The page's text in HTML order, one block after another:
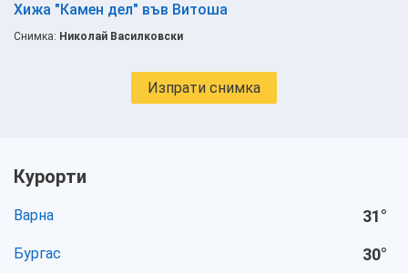
Хижа "Камен дел" във Витоша
Снимка: Николай Василковски
Изпрати снимка
Курорти
Варна 31°
Бургас 30°